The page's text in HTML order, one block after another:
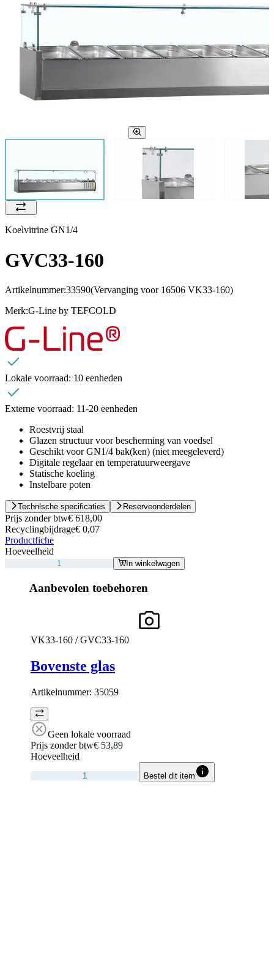
Koelvitrine GN1/4
GVC33-160
Artikelnummer:33590(Vervanging voor 16506 VK33-160)
Merk:G-Line by TEFCOLD
Lokale voorraad: 10 eenheden
Externe voorraad: 11-20 eenheden
Roestvrij staal
Glazen structuur voor bescherming van voedsel
Geschikt voor GN1/4 bak(ken) (niet meegeleverd)
Digitale regelaar en temperatuurweergave
Statische koeling
Instelbare poten
Technische specificaties Reserveonderdelen
Prijs zonder btw€ 618,00
Recyclingbijdrage€ 0,07
Productfiche
Hoeveelheid
In winkelwagen
Aanbevolen toebehoren
VK33-160 / GVC33-160
Bovenste glas
Artikelnummer: 35059
Geen lokale voorraad
Prijs zonder btw€ 53,89
Hoeveelheid
Bestel dit item